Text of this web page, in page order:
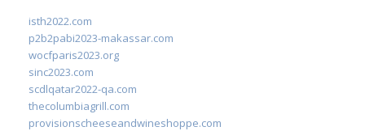
isth2022.com
p2b2pabi2023-makassar.com
wocfparis2023.org
sinc2023.com
scdlqatar2022-qa.com
thecolumbiagrill.com
provisionscheeseandwineshoppe.com